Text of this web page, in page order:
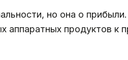
но она о
аппаратных продуктов